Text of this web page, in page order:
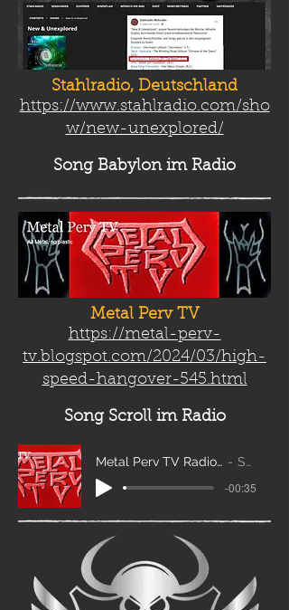
Stahlradio, Deutschland
https://www.stahlradio.com/sho
w/new-unexplored/
Song Babylonim Radio
Metal Perv TV
https://metal-perv-
tv.blogspot.com/2024/03/high-
speed-hangover-545.html
Song Scrollim Radio
Metal Perv TV Radio Scroll_edit2 Sanity
-00:35